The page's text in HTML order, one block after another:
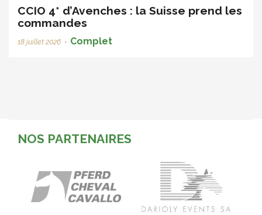
CCIO 4* d’Avenches : la Suisse prend les
commandes
18 juillet 2026 • Complet
NOS PARTENAIRES